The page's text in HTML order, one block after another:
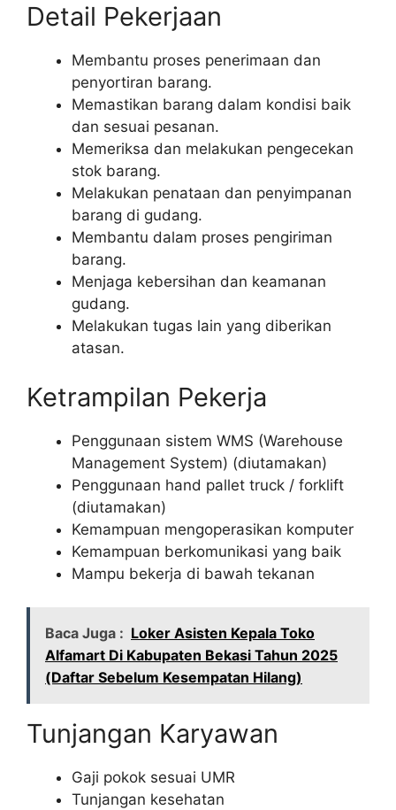
Detail Pekerjaan
Membantu proses penerimaan dan
penyortiran barang.
Memastikan barang dalam kondisi baik
dan sesuai pesanan.
Memeriksa dan melakukan pengecekan
stok barang.
Melakukan penataan dan penyimpanan
barang di gudang.
Membantu dalam proses pengiriman
barang.
Menjaga kebersihan dan keamanan
gudang.
Melakukan tugas lain yang diberikan
atasan.
Ketrampilan Pekerja
Penggunaan sistem WMS (Warehouse
Management System) (diutamakan)
Penggunaan hand pallet truck / forklift
(diutamakan)
Kemampuan mengoperasikan komputer
Kemampuan berkomunikasi yang baik
Mampu bekerja di bawah tekanan
Baca Juga : Loker Asisten Kepala Toko
Alfamart Di Kabupaten Bekasi Tahun 2025
(Daftar Sebelum Kesempatan Hilang)
Tunjangan Karyawan
Gaji pokok sesuai UMR
Tunjangan kesehatan